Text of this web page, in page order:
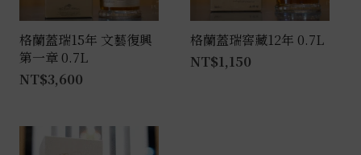
格蘭蓋瑞15年 文藝復興
第一章 0.7L
NT$3,600
格蘭蓋瑞窖藏12年 0.7L
NT$1,150